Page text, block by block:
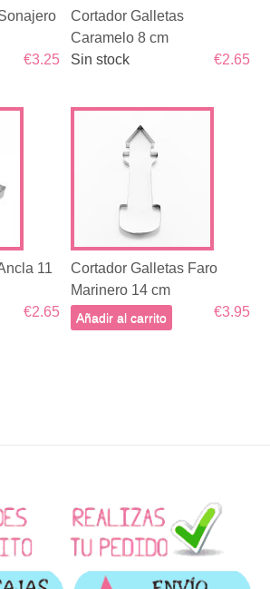
€3.25
Cortador Galletas
Caramelo 8 cm
€2.65
Sin stock
11
€2.65
Cortador Galletas Faro
Marinero 14 cm
€3.95
Añadir al carrito